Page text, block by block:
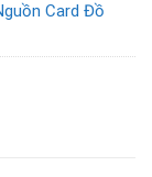
Card Đồ